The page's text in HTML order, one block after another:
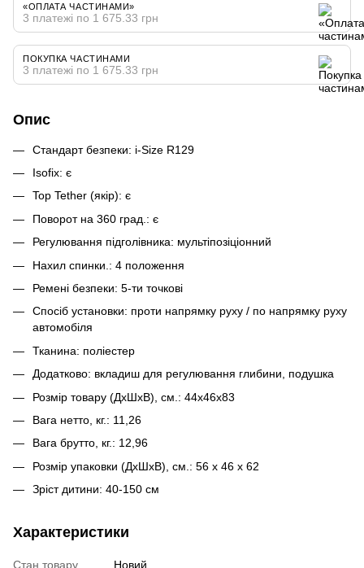
«ОПЛАТА ЧАСТИНАМИ»
3 платежі по 1 675.33 грн
ПОКУПКА ЧАСТИНАМИ
3 платежі по 1 675.33 грн
Опис
Стандарт безпеки: i-Size R129
Isofix: є
Top Tether (якір): є
Поворот на 360 град.: є
Регулювання підголівника: мультіпозіціонний
Нахил спинки.: 4 положення
Ремені безпеки: 5-ти точкові
Спосіб установки: проти напрямку руху / по напрямку руху
автомобіля
Тканина: поліестер
Додатково: вкладиш для регулювання глибини, подушка
Розмір товару (ДхШхВ), см.: 44х46х83
Вага нетто, кг.: 11,26
Вага брутто, кг.: 12,96
Розмір упаковки (ДхШхВ), см.: 56 х 46 х 62
Зріст дитини: 40-150 см
Характеристики
Стан товару Новий